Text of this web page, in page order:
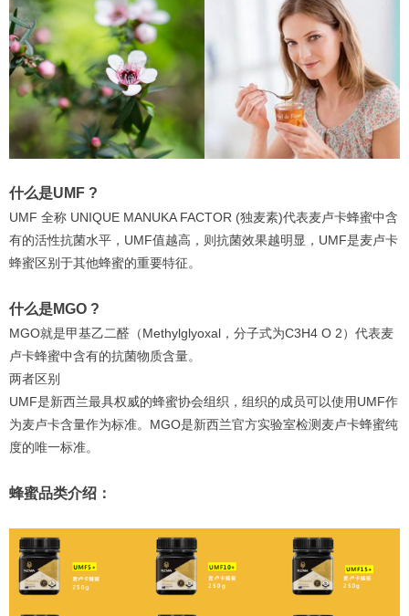
什么是UMF ?
UMF 全称 UNIQUE MANUKA FACTOR (独麦素)代表麦卢卡蜂蜜中含
有的活性抗菌水平，UMF值越高，则抗菌效果越明显，UMF是麦卢卡
蜂蜜区别于其他蜂蜜的重要特征。
什么是MGO ?
MGO就是甲基乙二醛（Methylglyoxal，分子式为C3H4 O 2）代表麦
卢卡蜂蜜中含有的抗菌物质含量。
两者区别
UMF是新西兰最具权威的蜂蜜协会组织，组织的成员可以使用UMF作
为麦卢卡含量作为标准。MGO是新西兰官方实验室检测麦卢卡蜂蜜纯
度的唯一标准。
蜂蜜品类介绍：